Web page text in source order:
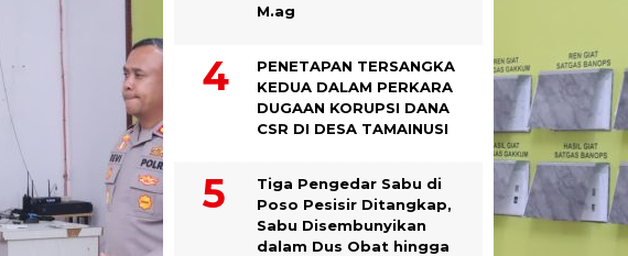
M.ag
PENETAPAN TERSANGKA
KEDUA DALAM PERKARA
DUGAAN KORUPSI DANA
CSR DI DESA TAMAINUSI
Tiga Pengedar Sabu di
Poso Pesisir Ditangkap,
Sabu Disembunyikan
dalam Dus Obat hingga